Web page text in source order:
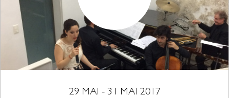
29 MAI - 31 MAI 2017